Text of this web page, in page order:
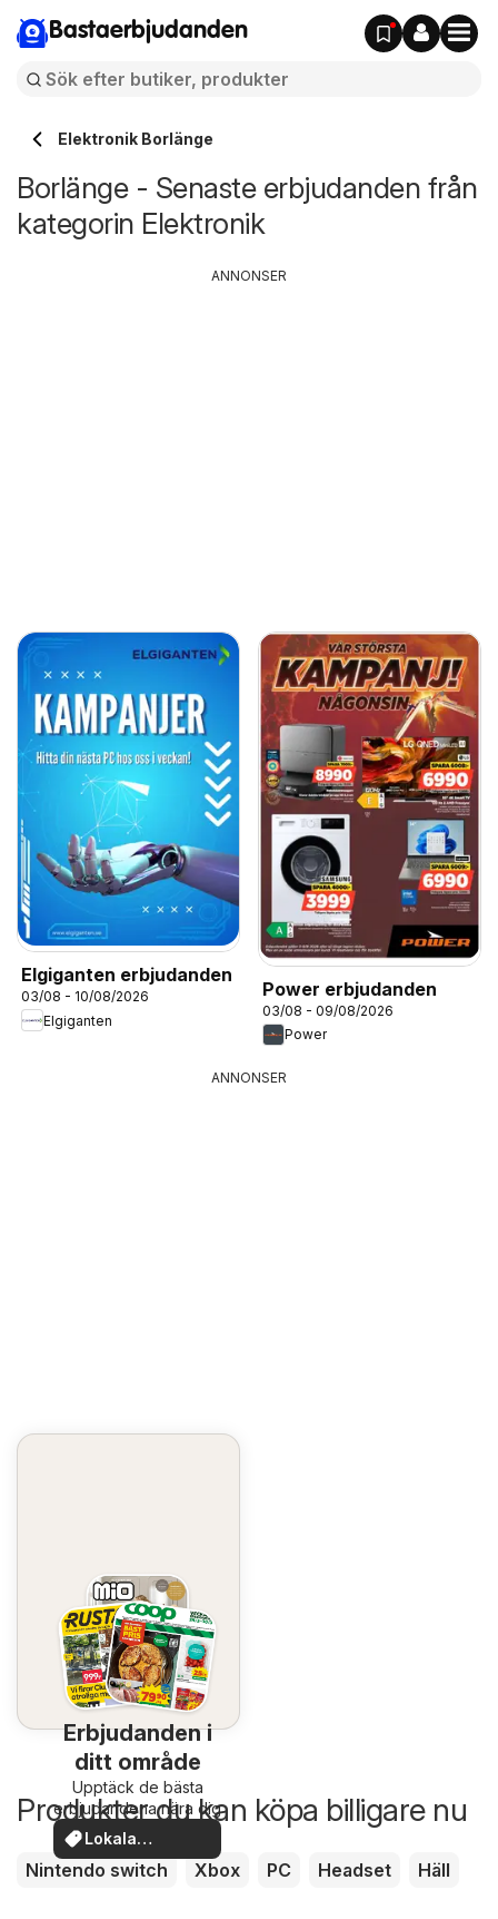
Bastaerbjudanden
Elektronik Borlänge
Borlänge - Senaste erbjudanden från
kategorin Elektronik
Elgiganten erbjudanden
03/08 - 10/08/2026
Elgiganten
Power erbjudanden
03/08 - 09/08/2026
Power
ANNONSER
ANNONSER
Erbjudanden i
ditt område
Upptäck de bästa
erbjudandena nära dig
Lokala
erbjudanden
Produkter du kan köpa billigare nu
Nintendo switch Xbox PC Headset Häll